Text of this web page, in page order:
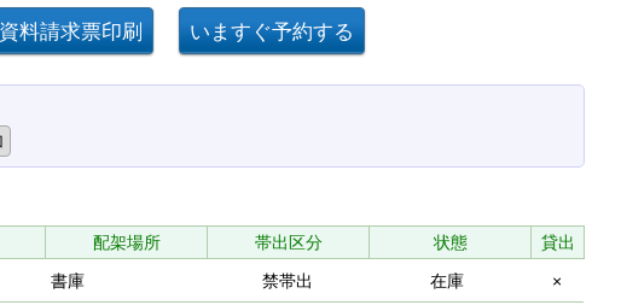
配架場所 帯出区分 状態
貸出
書庫 禁帯出 在庫 ×